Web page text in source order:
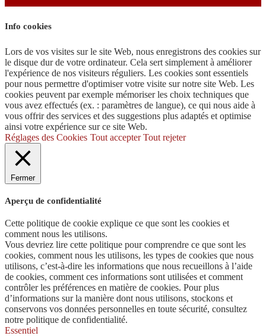
Info cookies
Lors de vos visites sur le site Web, nous enregistrons des cookies sur
le disque dur de votre ordinateur. Cela sert simplement à améliorer
l'expérience de nos visiteurs réguliers. Les cookies sont essentiels
pour nous permettre d'optimiser votre visite sur notre site Web. Les
cookies peuvent par exemple mémoriser les choix techniques que
vous avez effectués (ex. : paramètres de langue), ce qui nous aide à
vous offrir des services et des suggestions plus adaptés et optimise
ainsi votre expérience sur ce site Web.
Réglages des Cookies Tout accepter Tout rejeter
Fermer
Aperçu de confidentialité
Cette politique de cookie explique ce que sont les cookies et
comment nous les utilisons.
Vous devriez lire cette politique pour comprendre ce que sont les
cookies, comment nous les utilisons, les types de cookies que nous
utilisons, c’est-à-dire les informations que nous recueillons à l’aide
de cookies, comment ces informations sont utilisées et comment
contrôler les préférences en matière de cookies. Pour plus
d’informations sur la manière dont nous utilisons, stockons et
conservons vos données personnelles en toute sécurité, consultez
notre politique de confidentialité.
Essentiel